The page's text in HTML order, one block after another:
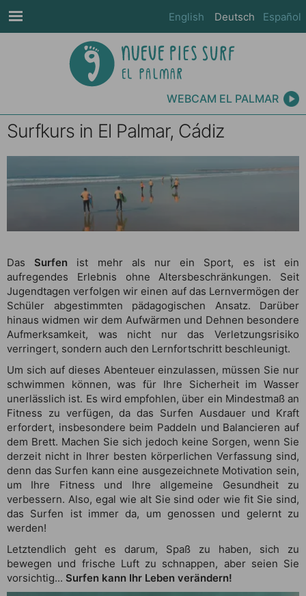
English Deutsch Español
WEBCAM EL PALMAR
Surfkurs in El Palmar, Cádiz
Das Surfen ist mehr als nur ein Sport, es ist ein
aufregendes Erlebnis ohne Altersbeschränkungen. Seit
Jugendtagen verfolgen wir einen auf das Lernvermögen der
Schüler abgestimmten pädagogischen Ansatz. Darüber
hinaus widmen wir dem Aufwärmen und Dehnen besondere
Aufmerksamkeit, was nicht nur das Verletzungsrisiko
verringert, sondern auch den Lernfortschritt beschleunigt.
Um sich auf dieses Abenteuer einzulassen, müssen Sie nur
schwimmen können, was für Ihre Sicherheit im Wasser
unerlässlich ist. Es wird empfohlen, über ein Mindestmaß an
Fitness zu verfügen, da das Surfen Ausdauer und Kraft
erfordert, insbesondere beim Paddeln und Balancieren auf
dem Brett. Machen Sie sich jedoch keine Sorgen, wenn Sie
derzeit nicht in Ihrer besten körperlichen Verfassung sind,
denn das Surfen kann eine ausgezeichnete Motivation sein,
um Ihre Fitness und Ihre allgemeine Gesundheit zu
verbessern. Also, egal wie alt Sie sind oder wie fit Sie sind,
das Surfen ist immer da, um genossen und gelernt zu
werden!
Letztendlich geht es darum, Spaß zu haben, sich zu
bewegen und frische Luft zu schnappen, aber seien Sie
vorsichtig... Surfen kann Ihr Leben verändern!